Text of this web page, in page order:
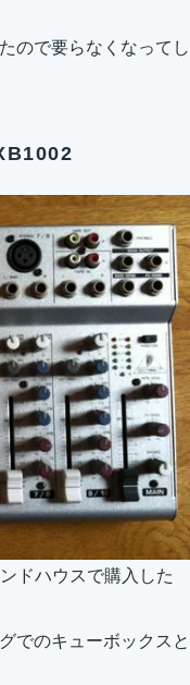
ので要らなくなってし
ドハウスで購入した
でのキューボックスと